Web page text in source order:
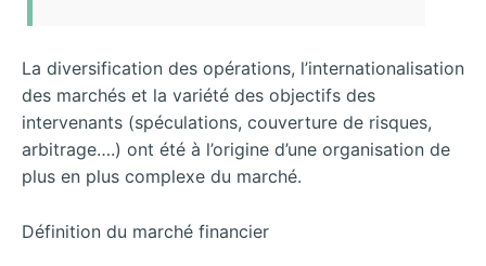
La diversification des opérations, l’internationalisation
des marchés et la variété des objectifs des
intervenants (spéculations, couverture de risques,
arbitrage….) ont été à l’origine d’une organisation de
plus en plus complexe du marché.
Définition du marché financier